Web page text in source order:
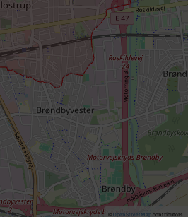
© OpenStreetMapcontributors.